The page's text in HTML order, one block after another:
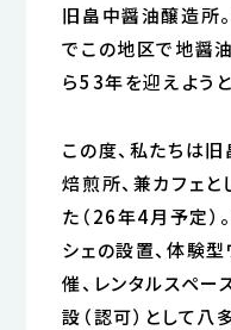
旧畠中醤油醸造所
でこの地区で地醤
ら53年を迎えよう
この度、私たちは
焙煎所、兼カフェ
た（26年4月予定）
シェの設置、体験
催、レンタルスペ
設（認可）として